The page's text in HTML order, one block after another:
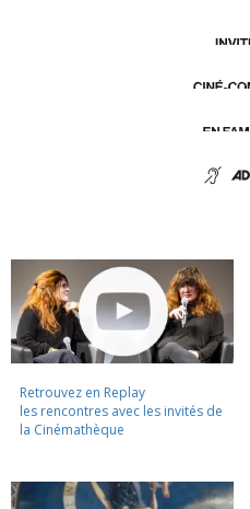
Retrouvez en Replay
les rencontres avec les invités de
la Cinémathèque